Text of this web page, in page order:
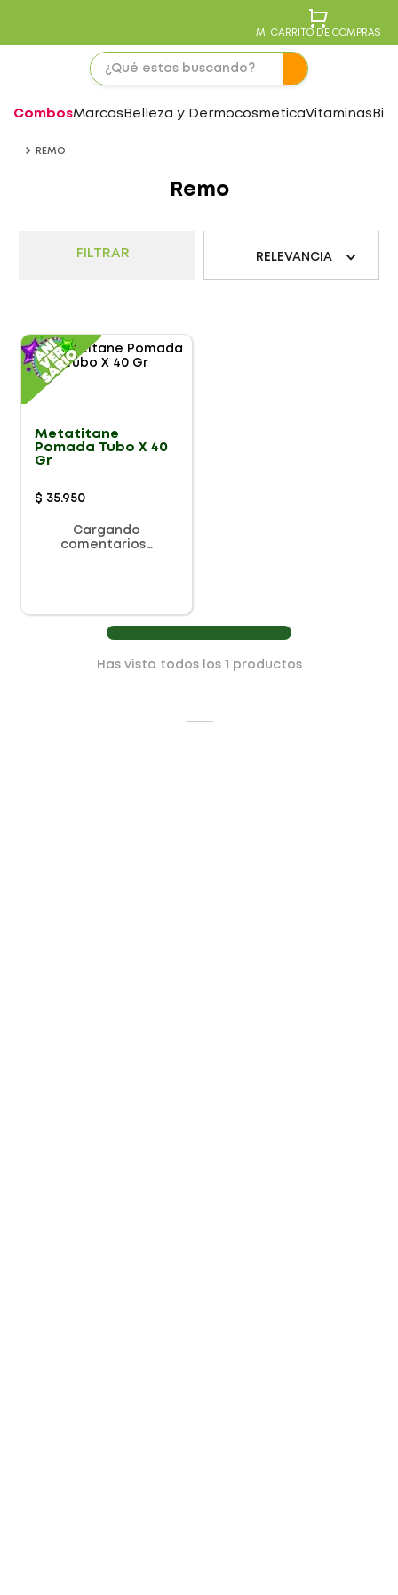
MI CARRITO DE COMPRAS
CombosMarcas Belleza y DermocosmeticaVitaminas
REMO
Remo
FILTRAR RELEVANCIA
Metatitane
Pomada Tubo X 40
Gr
$ 35.950
Cargando
comentarios…
Has visto todos los productos